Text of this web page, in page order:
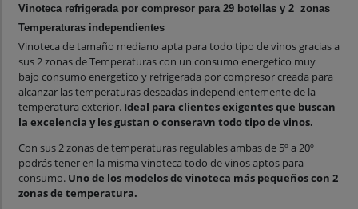
Vinoteca refrigerada por compresor para 29 botellas y 2 zonas
Temperaturas independientes
Vinoteca de tamaño mediano apta para todo tipo de vinos gracias a
sus 2 zonas de Temperaturas con un consumo energetico muy
bajo consumo energetico y refrigerada por compresor creada para
alcanzar las temperaturas deseadas independientemente de la
temperatura exterior. Ideal para clientes exigentes que buscan
la excelencia y les gustan o conseravn todo tipo de vinos.
Con sus 2 zonas de temperaturas regulables ambas de 5º a 20º
podrás tener en la misma vinoteca todo de vinos aptos para
consumo. Uno de los modelos de vinoteca más pequeños con 2
zonas de temperatura.